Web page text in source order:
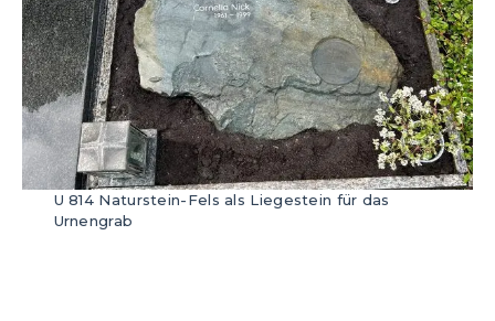
U 814 Naturstein-Fels als Liegestein für das
Urnengrab